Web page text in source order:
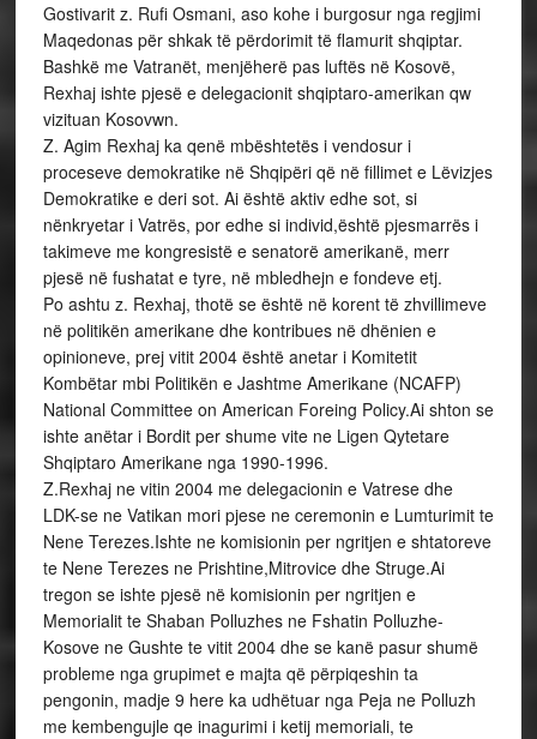
Gostivarit z. Rufi Osmani, aso kohe i burgosur nga regjimi
Maqedonas për shkak të përdorimit të flamurit shqiptar.
Bashkë me Vatranët, menjëherë pas luftës në Kosovë,
Rexhaj ishte pjesë e delegacionit shqiptaro-amerikan qw
vizituan Kosovwn.
Z. Agim Rexhaj ka qenë mbështetës i vendosur i
proceseve demokratike në Shqipëri që në fillimet e Lëvizjes
Demokratike e deri sot. Ai është aktiv edhe sot, si
nënkryetar i Vatrës, por edhe si individ,është pjesmarrës i
takimeve me kongresistë e senatorë amerikanë, merr
pjesë në fushatat e tyre, në mbledhejn e fondeve etj.
Po ashtu z. Rexhaj, thotë se është në korent të zhvillimeve
në politikën amerikane dhe kontribues në dhënien e
opinioneve, prej vitit 2004 është anetar i Komitetit
Kombëtar mbi Politikën e Jashtme Amerikane (NCAFP)
National Committee on American Foreing Policy.Ai shton se
ishte anëtar i Bordit per shume vite ne Ligen Qytetare
Shqiptaro Amerikane nga 1990-1996.
Z.Rexhaj ne vitin 2004 me delegacionin e Vatrese dhe
LDK-se ne Vatikan mori pjese ne ceremonin e Lumturimit te
Nene Terezes.Ishte ne komisionin per ngritjen e shtatoreve
te Nene Terezes ne Prishtine,Mitrovice dhe Struge.Ai
tregon se ishte pjesë në komisionin per ngritjen e
Memorialit te Shaban Polluzhes ne Fshatin Polluzhe-
Kosove ne Gushte te vitit 2004 dhe se kanë pasur shumë
probleme nga grupimet e majta që përpiqeshin ta
pengonin, madje 9 here ka udhëtuar nga Peja ne Polluzh
me kembengujle qe inagurimi i ketij memoriali, te